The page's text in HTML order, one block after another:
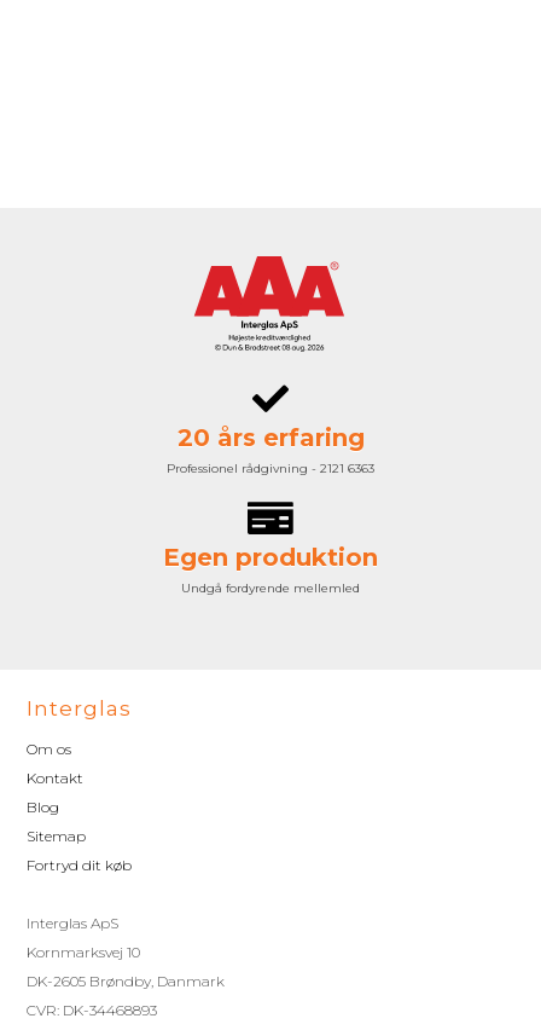
20 års erfaring
Professionel rådgivning - 2121 6363
Egen produktion
Undgå fordyrende mellemled
Interglas
Om os
Kontakt
Blog
Sitemap
Fortryd dit køb
Interglas ApS
Kornmarksvej 10
DK-2605 Brøndby, Danmark
CVR: DK-34468893